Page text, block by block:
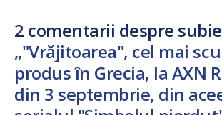
2 comentarii despre
„"Vrăjitoarea", cel mai
produs în Grecia, la AXN
din 3 septembrie, din